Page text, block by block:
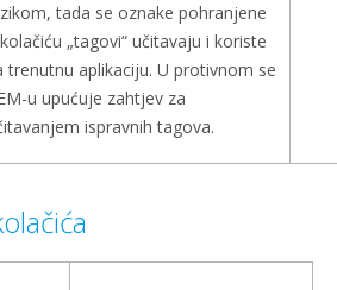
tada se oznake pohranjene
„tagovi“ učitavaju i koriste
trenutnu aplikaciju. U protivnom se
u upućuje zahtjev za
ispravnih tagova.